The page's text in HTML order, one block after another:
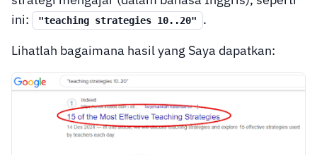
ini:
"teaching strategies 10..20"
.
Lihatlah bagaimana hasil yang Saya dapatkan: